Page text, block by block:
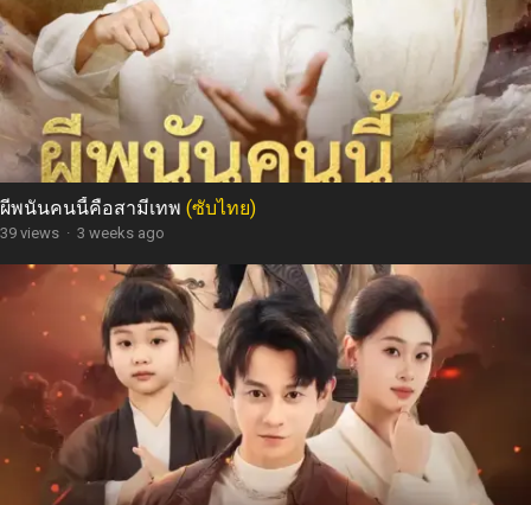
ผีพนันคนนี้คือสามีเทพ (ซับไทย)
39 views · 3 weeks ago